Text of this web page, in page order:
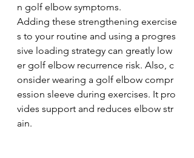
n golf elbow symptoms.
Adding these strengthening exercise
s to your routine and using a progres
sive loading strategy can greatly low
er golf elbow recurrence risk. Also, c
onsider wearing a golf elbow compr
ession sleeve during exercises. It pro
vides support and reduces elbow str
ain.